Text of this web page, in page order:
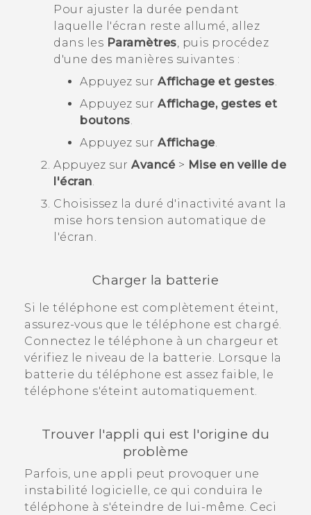
Pour ajuster la durée pendant
laquelle l'écran reste allumé, allez
dans les Paramètres, puis procédez
d'une des manières suivantes :
Appuyez sur Affichage et gestes.
Appuyez sur Affichage, gestes et
boutons.
Appuyez sur Affichage.
Appuyez sur Avancé> Mise en veille de
l'écran.
Choisissez la duré d'inactivité avant la
mise hors tension automatique de
l'écran.
Charger la batterie
Si le téléphone est complètement éteint,
assurez-vous que le téléphone est chargé.
Connectez le téléphone à un chargeur et
vérifiez le niveau de la batterie. Lorsque la
batterie du téléphone est assez faible, le
téléphone s'éteint automatiquement.
Trouver l'appli qui est l'origine du
problème
Parfois, une appli peut provoquer une
instabilité logicielle, ce qui conduira le
téléphone à s'éteindre de lui-même. Ceci